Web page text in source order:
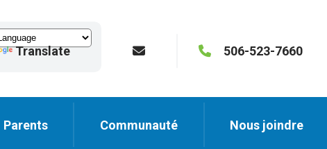
Translate 506-523-7660
Parents Communauté Nous joindre